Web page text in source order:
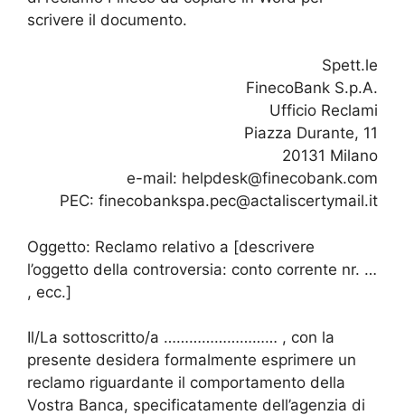
scrivere il documento.
Spett.le
FinecoBank S.p.A.
Ufficio Reclami
Piazza Durante, 11
20131 Milano
e-mail: helpdesk@finecobank.com
PEC: finecobankspa.pec@actaliscertymail.it
Oggetto: Reclamo relativo a [descrivere
l’oggetto della controversia: conto corrente nr. …
, ecc.]
Il/La sottoscritto/a ……………………… , con la
presente desidera formalmente esprimere un
reclamo riguardante il comportamento della
Vostra Banca, specificatamente dell’agenzia di